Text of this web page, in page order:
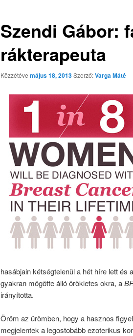
Szendi Gábor:
rákterapeuta
Közzétéve május 18, 2013Szerző:Varga Máté
hasábjain kétségtelenül a hét híre lett
gyakran mögötte álló örökletes okra, a
irányította.
Öröm az ürömben, hogy a hasznos
megjelentek a legostobább ezoterikus